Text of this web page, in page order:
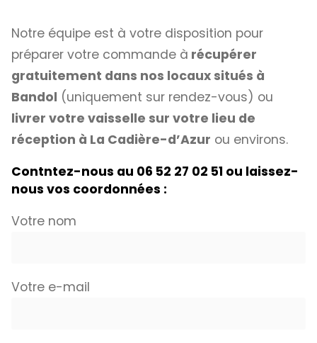
Notre équipe est à votre disposition pour
préparer votre commande à récupérer
gratuitement dans nos locaux situés à
Bandol (uniquement sur rendez-vous) ou
livrer votre vaisselle sur votre lieu de
réception à La Cadière-d’Azur ou environs.
Contntez-nous au 06 52 27 02 51 ou laissez-
nous vos coordonnées :
Votre nom
Votre e-mail